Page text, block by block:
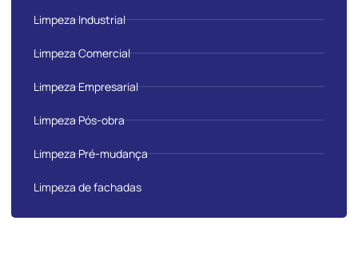
Limpeza Industrial
Limpeza Comercial
Limpeza Empresarial
Limpeza Pós-obra
Limpeza Pré-mudança
Limpeza de fachadas